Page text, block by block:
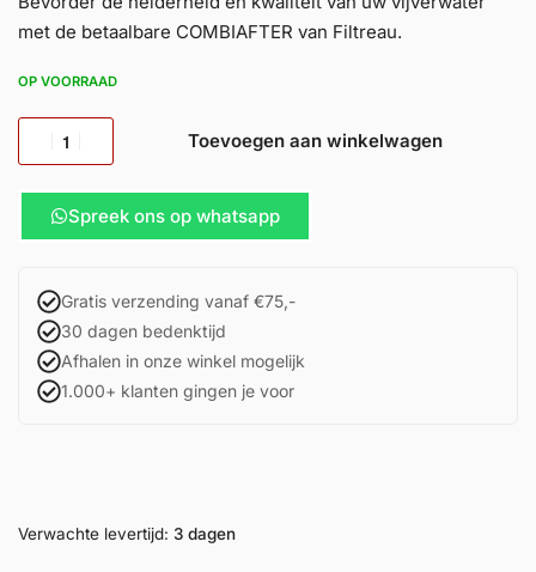
met de betaalbare COMBIAFTER van Filtreau.
OP VOORRAAD
Toevoegen aan winkelwagen
Spreek ons op whatsapp
Gratis verzending vanaf €75,-
30 dagen bedenktijd
Afhalen in onze winkel mogelijk
1.000+ klanten gingen je voor
Verwachte levertijd: 3 dagen